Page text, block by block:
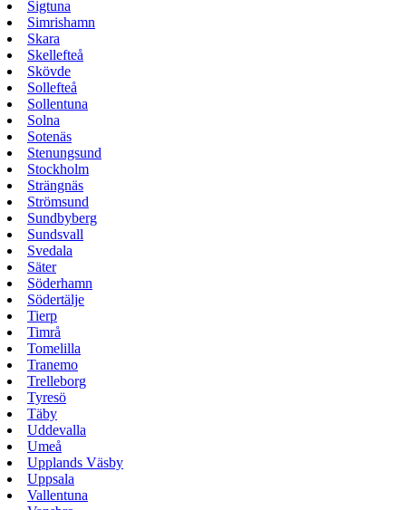
Sigtuna
Simrishamn
Skara
Skellefteå
Skövde
Sollefteå
Sollentuna
Solna
Sotenäs
Stenungsund
Stockholm
Strängnäs
Strömsund
Sundbyberg
Sundsvall
Svedala
Säter
Söderhamn
Södertälje
Tierp
Timrå
Tomelilla
Tranemo
Trelleborg
Tyresö
Täby
Uddevalla
Umeå
Upplands Väsby
Uppsala
Vallentuna